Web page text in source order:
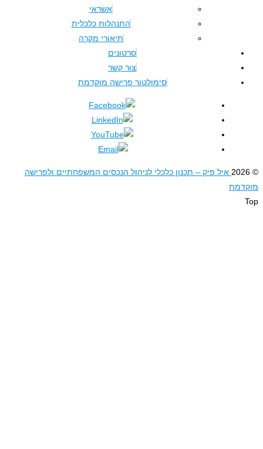
התנהלות כלכלית
תיאורי מקרה
סימולטור פרישה מוקדמת
פיק – תכנון כלכלי לניהול הנכסים המשפחתיים ולפרישה